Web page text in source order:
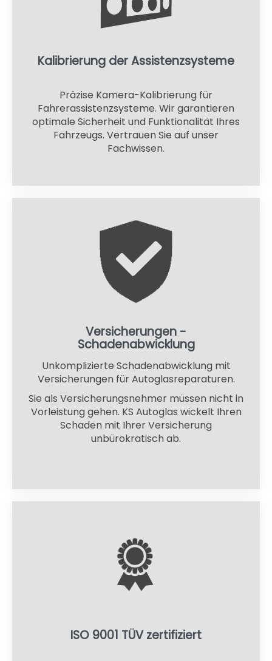
Kalibrierung der Assistenzsysteme
Präzise Kamera-Kalibrierung für
Fahrerassistenzsysteme. Wir garantieren
optimale Sicherheit und Funktionalität Ihres
Fahrzeugs. Vertrauen Sie auf unser
Fachwissen.
Versicherungen -
Schadenabwicklung
Unkomplizierte Schadenabwicklung mit
Versicherungen für Autoglasreparaturen.
Sie als Versicherungsnehmer müssen nicht in
Vorleistung gehen. KS Autoglas wickelt Ihren
Schaden mit Ihrer Versicherung
unbürokratisch ab.
ISO 9001 TÜV zertifiziert